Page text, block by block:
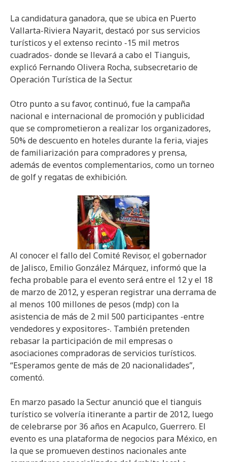
La candidatura ganadora, que se ubica en Puerto
Vallarta-Riviera Nayarit, destacó por sus servicios
turísticos y el extenso recinto -15 mil metros
cuadrados- donde se llevará a cabo el Tianguis,
explicó Fernando Olivera Rocha, subsecretario de
Operación Turística de la Sectur.
Otro punto a su favor, continuó, fue la campaña
nacional e internacional de promoción y publicidad
que se comprometieron a realizar los organizadores,
50% de descuento en hoteles durante la feria, viajes
de familiarización para compradores y prensa,
además de eventos complementarios, como un torneo
de golf y regatas de exhibición.
Al conocer el fallo del Comité Revisor, el gobernador
de Jalisco, Emilio González Márquez, informó que la
fecha probable para el evento será entre el 12 y el 18
de marzo de 2012, y esperan registrar una derrama de
al menos 100 millones de pesos (mdp) con la
asistencia de más de 2 mil 500 participantes -entre
vendedores y expositores-. También pretenden
rebasar la participación de mil empresas o
asociaciones compradoras de servicios turísticos.
“Esperamos gente de más de 20 nacionalidades”,
comentó.
En marzo pasado la Sectur anunció que el tianguis
turístico se volvería itinerante a partir de 2012, luego
de celebrarse por 36 años en Acapulco, Guerrero. El
evento es una plataforma de negocios para México, en
la que se promueven destinos nacionales ante